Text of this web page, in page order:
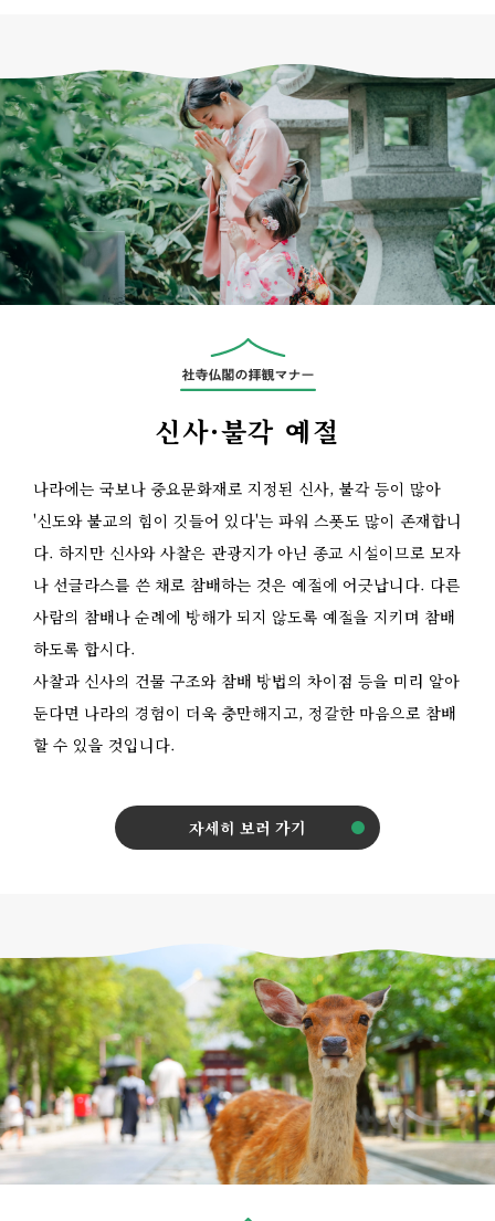
신사·불각 예절
나라에는 국보나 중요문화재로 지정된 신사, 불각 등이 많아
'신도와 불교의 힘이 깃들어 있다'는 파워 스폿도 많이 존재합니
다. 하지만 신사와 사찰은 관광지가 아닌 종교 시설이므로 모자
나 선글라스를 쓴 채로 참배하는 것은 예절에 어긋납니다. 다른
사람의 참배나 순례에 방해가 되지 않도록 예절을 지키며 참배
하도록 합시다.
사찰과 신사의 건물 구조와 참배 방법의 차이점 등을 미리 알아
둔다면 나라의 경험이 더욱 충만해지고, 정갈한 마음으로 참배
할 수 있을 것입니다.
자세히 보러 가기